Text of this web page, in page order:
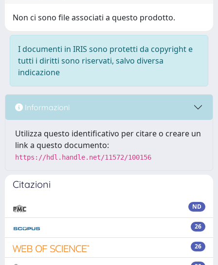
Non ci sono file associati a questo prodotto.
I documenti in IRIS sono protetti da copyright e
tutti i diritti sono riservati, salvo diversa
indicazione
Informazioni
Utilizza questo identificativo per citare o creare un
link a questo documento:
https://hdl.handle.net/11572/100156
Citazioni
ND
26
26